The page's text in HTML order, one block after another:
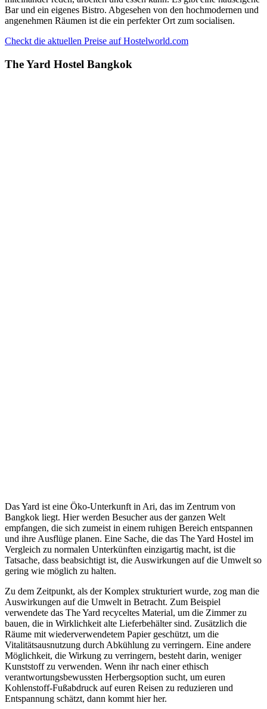
Bar und ein eigenes Bistro. Abgesehen von den hochmodernen und
angenehmen Räumen ist die ein perfekter Ort zum socialisen.
Checkt die aktuellen Preise auf Hostelworld.com
The Yard Hostel Bangkok
Das Yard ist eine Öko-Unterkunft in Ari, das im Zentrum von
Bangkok liegt. Hier werden Besucher aus der ganzen Welt
empfangen, die sich zumeist in einem ruhigen Bereich entspannen
und ihre Ausflüge planen. Eine Sache, die das The Yard Hostel im
Vergleich zu normalen Unterkünften einzigartig macht, ist die
Tatsache, dass beabsichtigt ist, die Auswirkungen auf die Umwelt so
gering wie möglich zu halten.
Zu dem Zeitpunkt, als der Komplex strukturiert wurde, zog man die
Auswirkungen auf die Umwelt in Betracht. Zum Beispiel
verwendete das The Yard recyceltes Material, um die Zimmer zu
bauen, die in Wirklichkeit alte Lieferbehälter sind. Zusätzlich die
Räume mit wiederverwendetem Papier geschützt, um die
Vitalitätsausnutzung durch Abkühlung zu verringern. Eine andere
Möglichkeit, die Wirkung zu verringern, besteht darin, weniger
Kunststoff zu verwenden. Wenn ihr nach einer ethisch
verantwortungsbewussten Herbergsoption sucht, um euren
Kohlenstoff-Fußabdruck auf euren Reisen zu reduzieren und
Entspannung schätzt, dann kommt hier her.